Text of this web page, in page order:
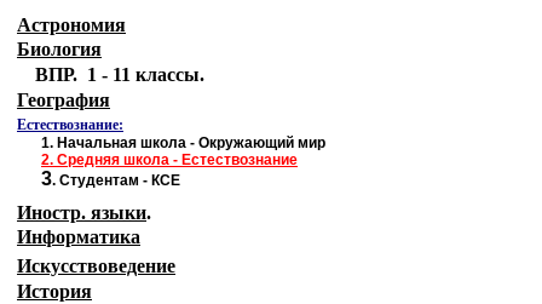
Астрономия
Биология
ВПР. 1 - 11 классы.
География
Естествознание:
1. Начальная школа - Окружающий мир
2. Средняя школа - Естествознание
3. Студентам - КСЕ
Иностр. языки.
Информатика
Искусствоведение
История